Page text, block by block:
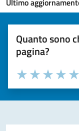
Ultimo
Quanto sono
pagina?
Valuta la chiarezza
Seleziona il
Valuta
Valuta 3
Valuta 2
Valuta 1 stelle su